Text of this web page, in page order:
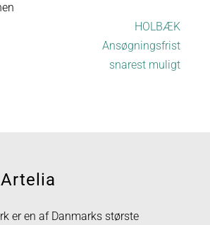
HOLBÆK
Ansøgningsfrist
snarest muligt
er en af Danmarks største